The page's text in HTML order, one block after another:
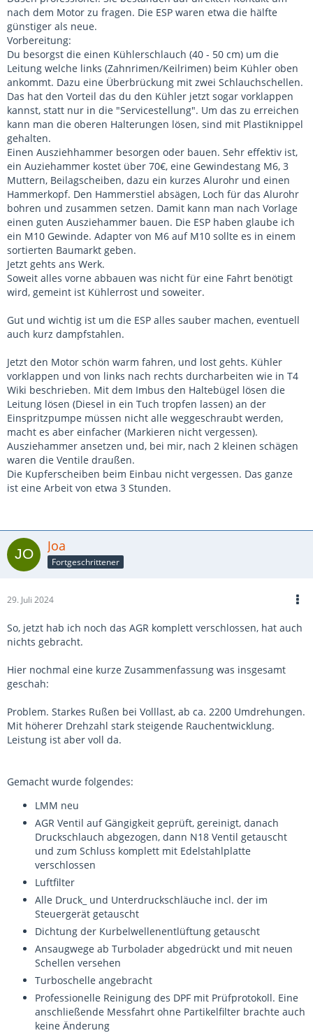
nach dem Motor zu fragen. Die ESP waren etwa die hälfte
günstiger als neue.
Vorbereitung:
Du besorgst die einen Kühlerschlauch (40 - 50 cm) um die
Leitung welche links (Zahnrimen/Keilrimen) beim Kühler oben
ankommt. Dazu eine Überbrückung mit zwei Schlauchschellen.
Das hat den Vorteil das du den Kühler jetzt sogar vorklappen
kannst, statt nur in die "Servicestellung". Um das zu erreichen
kann man die oberen Halterungen lösen, sind mit Plastiknippel
gehalten.
Einen Ausziehhammer besorgen oder bauen. Sehr effektiv ist,
ein Auziehammer kostet über 70€, eine Gewindestang M6, 3
Muttern, Beilagscheiben, dazu ein kurzes Alurohr und einen
Hammerkopf. Den Hammerstiel absägen, Loch für das Alurohr
bohren und zusammen setzen. Damit kann man nach Vorlage
einen guten Ausziehammer bauen. Die ESP haben glaube ich
ein M10 Gewinde. Adapter von M6 auf M10 sollte es in einem
sortierten Baumarkt geben.
Jetzt gehts ans Werk.
Soweit alles vorne abbauen was nicht für eine Fahrt benötigt
wird, gemeint ist Kühlerrost und soweiter.
Gut und wichtig ist um die ESP alles sauber machen, eventuell
auch kurz dampfstahlen.
Jetzt den Motor schön warm fahren, und lost gehts. Kühler
vorklappen und von links nach rechts durcharbeiten wie in T4
Wiki beschrieben. Mit dem Imbus den Haltebügel lösen die
Leitung lösen (Diesel in ein Tuch tropfen lassen) an der
Einspritzpumpe müssen nicht alle weggeschraubt werden,
macht es aber einfacher (Markieren nicht vergessen).
Ausziehammer ansetzen und, bei mir, nach 2 kleinen schägen
waren die Ventile draußen.
Die Kupferscheiben beim Einbau nicht vergessen. Das ganze
ist eine Arbeit von etwa 3 Stunden.
Joa
Fortgeschrittener
29. Juli 2024
So, jetzt hab ich noch das AGR komplett verschlossen, hat auch
nichts gebracht.
Hier nochmal eine kurze Zusammenfassung was insgesamt
geschah:
Problem. Starkes Rußen bei Volllast, ab ca. 2200 Umdrehungen.
Mit höherer Drehzahl stark steigende Rauchentwicklung.
Leistung ist aber voll da.
Gemacht wurde folgendes:
LMM neu
AGR Ventil auf Gängigkeit geprüft, gereinigt, danach
Druckschlauch abgezogen, dann N18 Ventil getauscht
und zum Schluss komplett mit Edelstahlplatte
verschlossen
Luftfilter
Alle Druck_ und Unterdruckschläuche incl. der im
Steuergerät getauscht
Dichtung der Kurbelwellenentlüftung getauscht
Ansaugwege ab Turbolader abgedrückt und mit neuen
Schellen versehen
Turboschelle angebracht
Professionelle Reinigung des DPF mit Prüfprotokoll. Eine
anschließende Messfahrt ohne Partikelfilter brachte auch
keine Änderung